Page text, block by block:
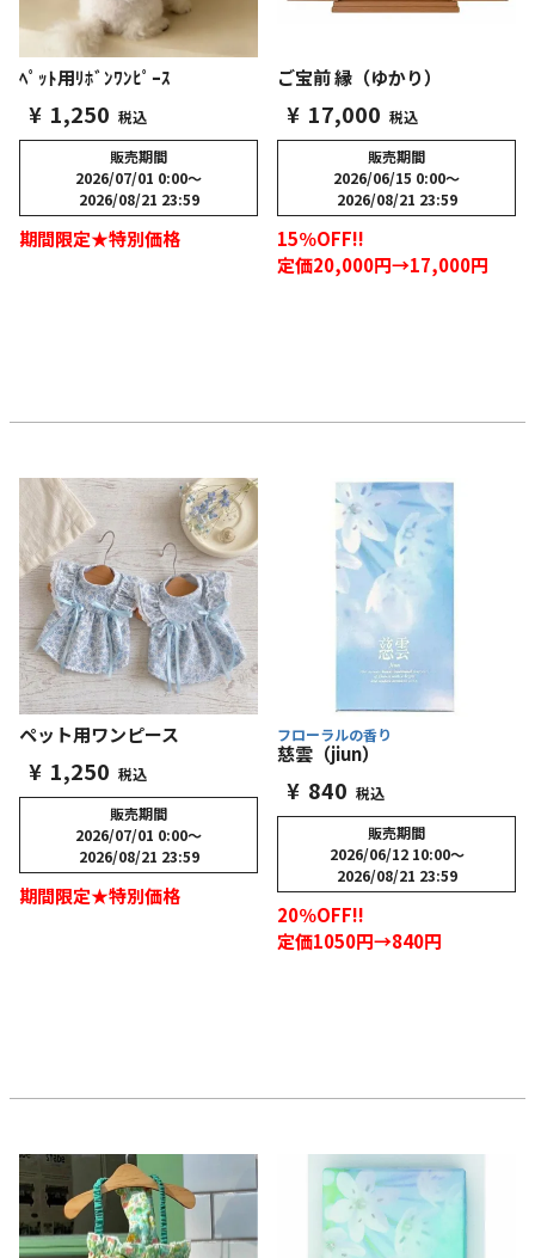
ﾍﾟｯﾄ用ﾘﾎﾞﾝﾜﾝﾋﾟｰｽ
¥ 1,250 税込
販売期間
2026/07/01 0:00〜
2026/08/21 23:59
期間限定★特別価格
ご宝前 縁（ゆかり）
¥ 17,000 税込
販売期間
2026/06/15 0:00〜
2026/08/21 23:59
15％OFF!!
定価20,000円→17,000円
ペット用ワンピース
¥ 1,250 税込
販売期間
2026/07/01 0:00〜
2026/08/21 23:59
期間限定★特別価格
フローラルの香り
慈雲（jiun）
¥ 840 税込
販売期間
2026/06/12 10:00〜
2026/08/21 23:59
20％OFF!!
定価1050円→840円